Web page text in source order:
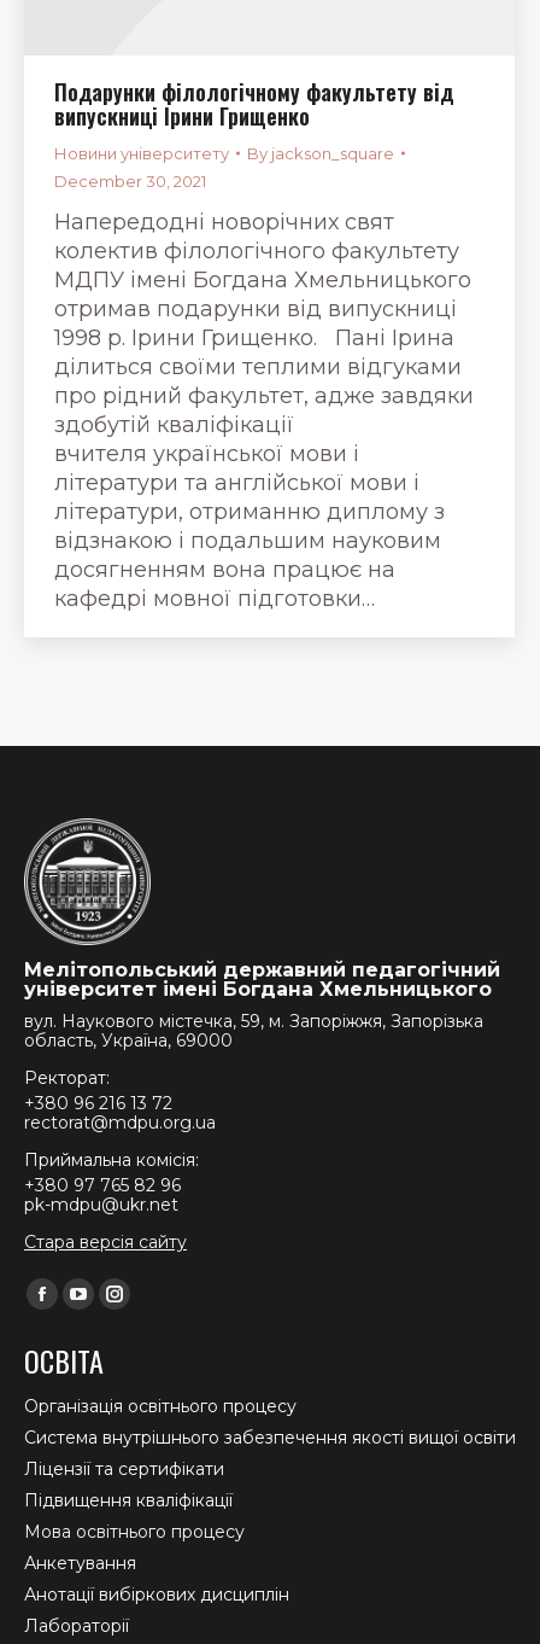
Подарунки філологічному факультету від
випускниці Ірини Грищенко
Новини університету By jackson_square
December 30, 2021
Напередодні новорічних свят
колектив філологічного факультету
МДПУ імені Богдана Хмельницького
отримав подарунки від випускниці
1998 р. Ірини Грищенко. Пані Ірина
ділиться своїми теплими відгуками
про рідний факультет, адже завдяки
здобутій кваліфікації
вчителя української мови і
літератури та англійської мови і
літератури, отриманню диплому з
відзнакою і подальшим науковим
досягненням вона працює на
кафедрі мовної підготовки…
Мелітопольський державний педагогічний
університет імені Богдана Хмельницького
вул. Наукового містечка, 59, м. Запоріжжя, Запорізька
область, Україна, 69000
Ректорат:
+380 96 216 13 72
rectorat@mdpu.org.ua
Приймальна комісія:
+380 97 765 82 96
pk-mdpu@ukr.net
Стара версія сайту
Find us on:
Facebook
opens
in
new
window
YouTube
opens
in
new
window
Instagram
in
new
window
ОСВІТА
Організація освітнього процесу
Система внутрішнього забезпечення якості вищої освіти
Ліцензії та сертифікати
Підвищення кваліфікації
Мова освітнього процесу
Анкетування
Анотації вибіркових дисциплін
Лабораторії